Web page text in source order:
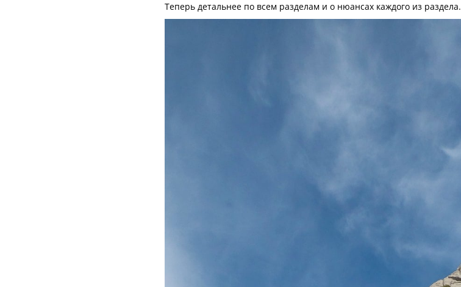
Теперь детальнее по всем разделам и о нюансах каждого из раздела.